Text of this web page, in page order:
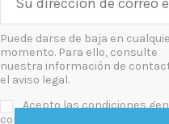
Puede darse de baja en
momento. Para ello, consulte
nuestra información de
el aviso legal.
Acepto las condiciones
confidencialidad